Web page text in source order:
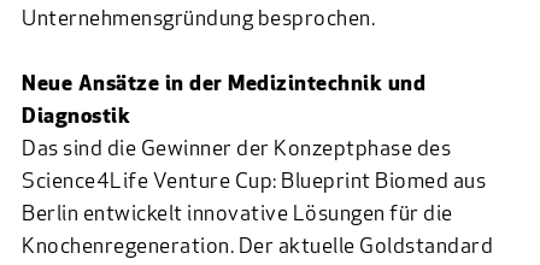
Unternehmensgründung besprochen.
Neue Ansätze in der Medizintechnik und
Diagnostik
Das sind die Gewinner der Konzeptphase des
Science4Life Venture Cup: Blueprint Biomed aus
Berlin entwickelt innovative Lösungen für die
Knochenregeneration. Der aktuelle Goldstandard